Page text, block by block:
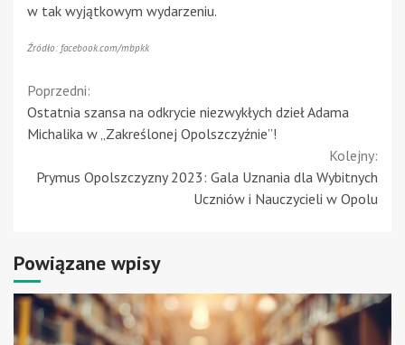
w tak wyjątkowym wydarzeniu.
Źródło: facebook.com/mbpkk
Continue
Reading
Poprzedni:
Ostatnia szansa na odkrycie niezwykłych dzieł Adama
Michalika w „Zakreślonej Opolszczyźnie”!
Kolejny:
Prymus Opolszczyzny 2023: Gala Uznania dla Wybitnych
Uczniów i Nauczycieli w Opolu
Powiązane wpisy